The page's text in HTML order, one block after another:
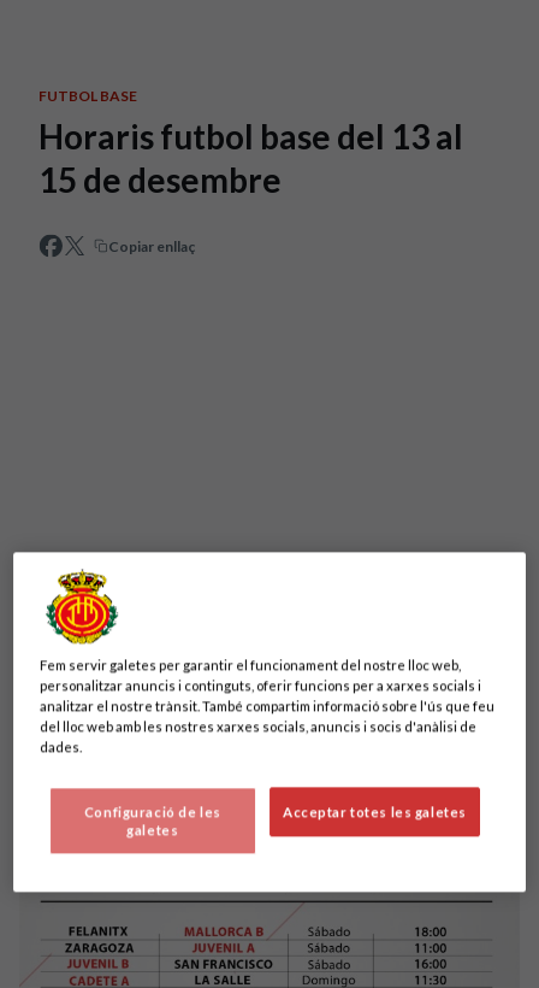
FUTBOL BASE
Horaris futbol base del 13 al
15 de desembre
Copiar enllaç
Aquests són els horaris del nostre futbol base del 13 al 15 de
desembre.
Fem servir galetes per garantir el funcionament del nostre lloc web,
personalitzar anuncis i continguts, oferir funcions per a xarxes socials i
analitzar el nostre trànsit. També compartim informació sobre l'ús que feu
del lloc web amb les nostres xarxes socials, anuncis i socis d'anàlisi de
dades.
Acceptar totes les galetes
Configuració de les
galetes